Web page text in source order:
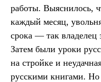
работы. Выяснилось,
каждый месяц,
срока — так владелец
Затем были уроки
на стройке и
русскими книгами. Но